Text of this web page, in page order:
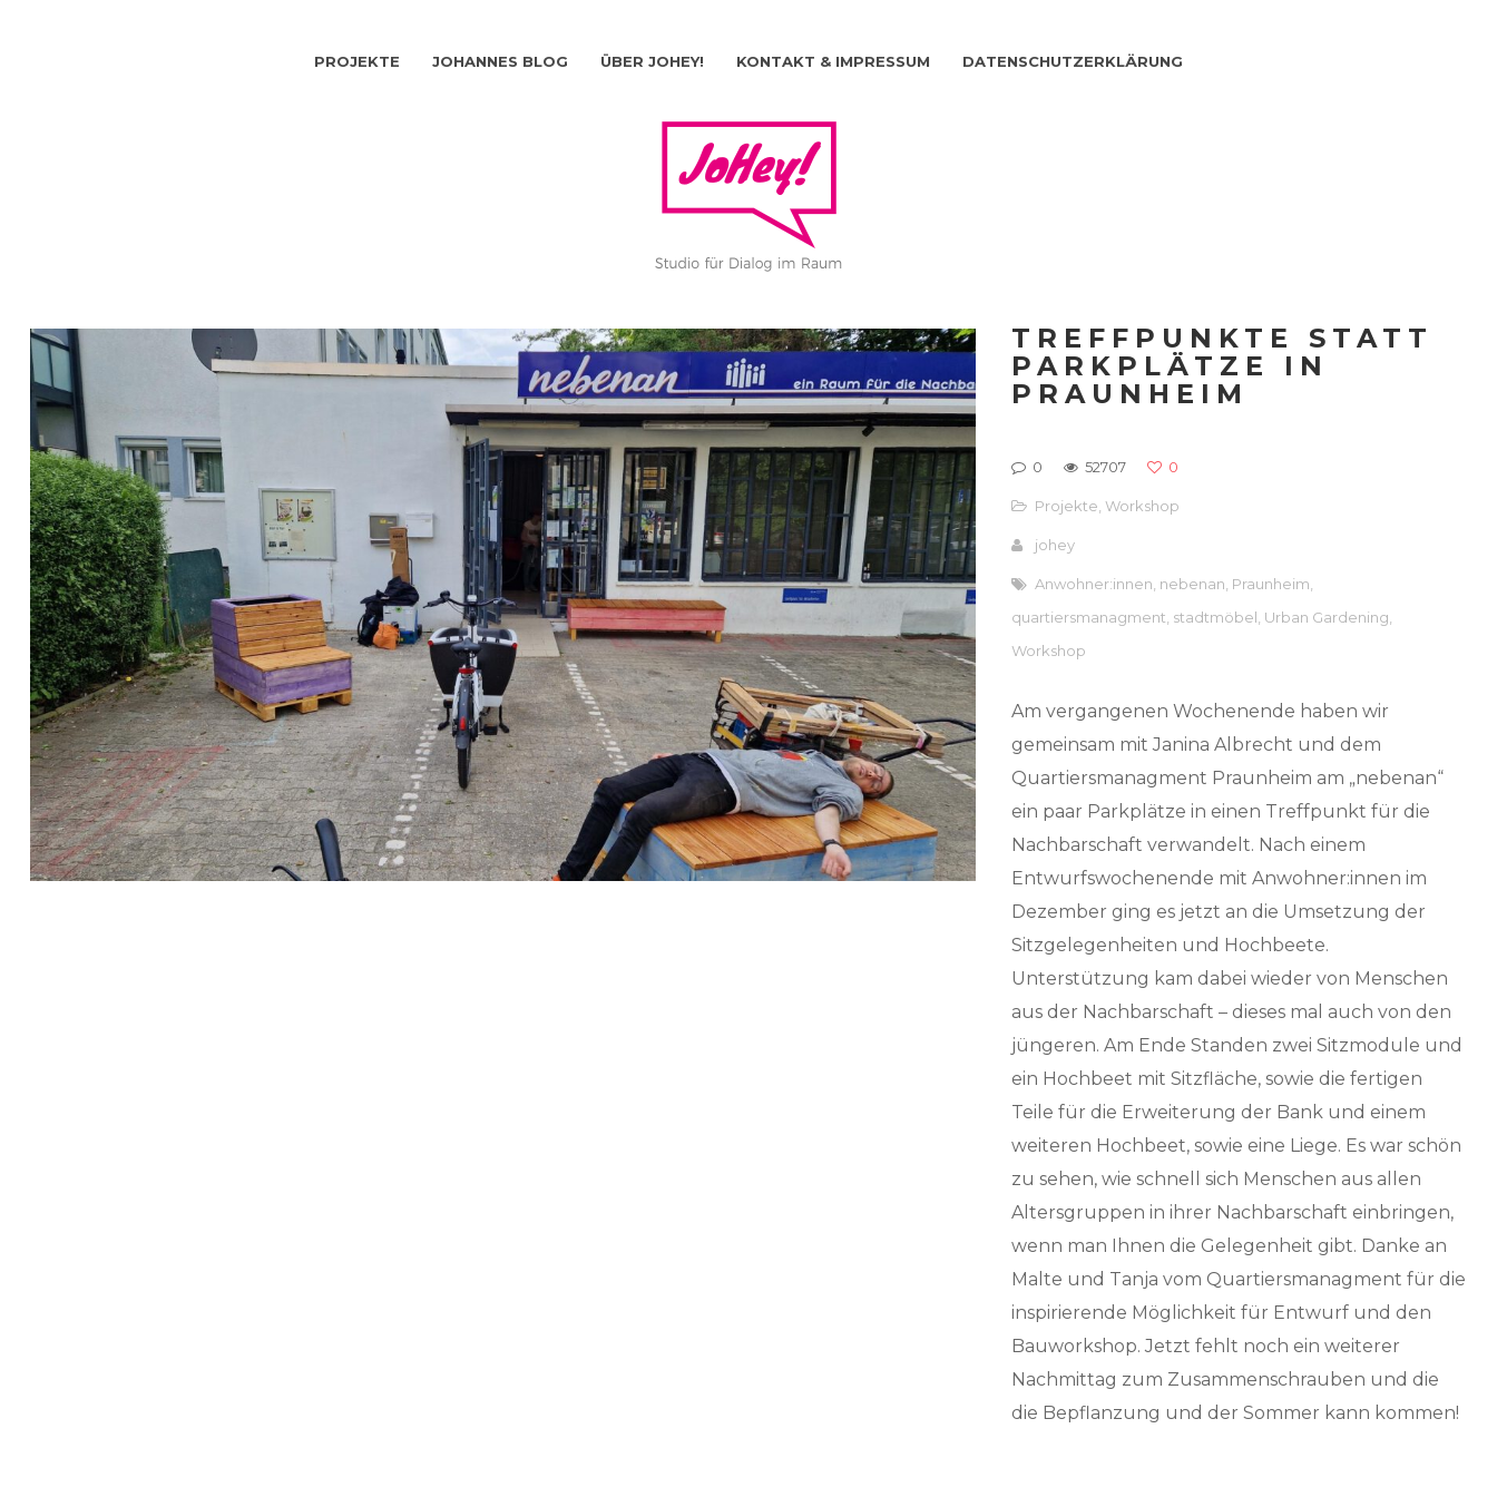
PROJEKTE JOHANNES BLOG ÜBER JOHEY! KONTAKT & IMPRESSUM DATENSCHUTZERKLÄRUNG
TREFFPUNKTE STATT
PARKPLÄTZE IN
PRAUNHEIM
0 52707 0
Projekte ,Workshop
johey
Anwohner:innen nebenan Praunheim
quartiersmanagment stadtmöbel Urban Gardening
Workshop
Am vergangenen Wochenende haben wir
gemeinsam mit Janina Albrecht und dem
Quartiersmanagment Praunheim am „nebenan“
ein paar Parkplätze in einen Treffpunkt für die
Nachbarschaft verwandelt. Nach einem
Entwurfswochenende mit Anwohner:innen im
Dezember ging es jetzt an die Umsetzung der
Sitzgelegenheiten und Hochbeete.
Unterstützung kam dabei wieder von Menschen
aus der Nachbarschaft – dieses mal auch von den
jüngeren. Am Ende Standen zwei Sitzmodule und
ein Hochbeet mit Sitzfläche, sowie die fertigen
Teile für die Erweiterung der Bank und einem
weiteren Hochbeet, sowie eine Liege. Es war schön
zu sehen, wie schnell sich Menschen aus allen
Altersgruppen in ihrer Nachbarschaft einbringen,
wenn man Ihnen die Gelegenheit gibt. Danke an
Malte und Tanja vom Quartiersmanagment für die
inspirierende Möglichkeit für Entwurf und den
Bauworkshop. Jetzt fehlt noch ein weiterer
Nachmittag zum Zusammenschrauben und die
die Bepflanzung und der Sommer kann kommen!